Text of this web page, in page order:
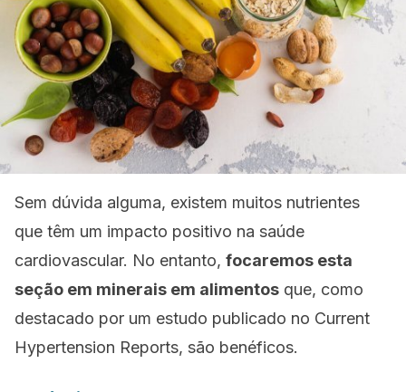
Sem dúvida alguma, existem muitos nutrientes
que têm um impacto positivo na saúde
cardiovascular. No entanto, focaremos esta
seção em minerais em alimentos que, como
destacado por um estudo publicado no Current
Hypertension Reports, são benéficos.